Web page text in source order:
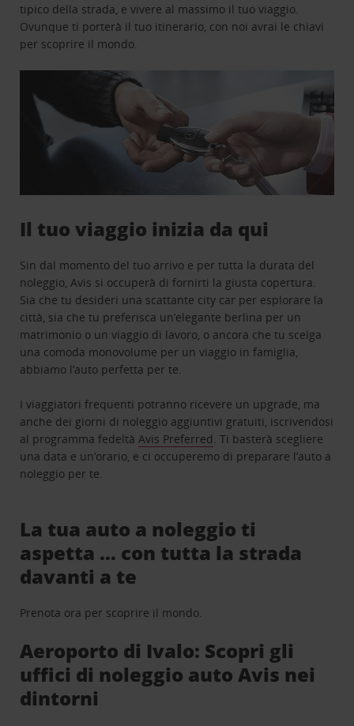
tipico della strada, e vivere al massimo il tuo viaggio.
Ovunque ti porterà il tuo itinerario, con noi avrai le chiavi
per scoprire il mondo.
Il tuo viaggio inizia da qui
Sin dal momento del tuo arrivo e per tutta la durata del
noleggio, Avis si occuperà di fornirti la giusta copertura.
Sia che tu desideri una scattante city car per esplorare la
città, sia che tu preferisca un’elegante berlina per un
matrimonio o un viaggio di lavoro, o ancora che tu scelga
una comoda monovolume per un viaggio in famiglia,
abbiamo l’auto perfetta per te.
I viaggiatori frequenti potranno ricevere un upgrade, ma
anche dei giorni di noleggio aggiuntivi gratuiti, iscrivendosi
al programma fedeltàAvis Preferred. Ti basterà scegliere
una data e un’orario, e ci occuperemo di preparare l’auto a
noleggio per te.
La tua auto a noleggio ti
aspetta … con tutta la strada
davanti a te
Prenota ora per scoprire il mondo.
Aeroporto di Ivalo: Scopri gli
uffici di noleggio auto Avis nei
dintorni